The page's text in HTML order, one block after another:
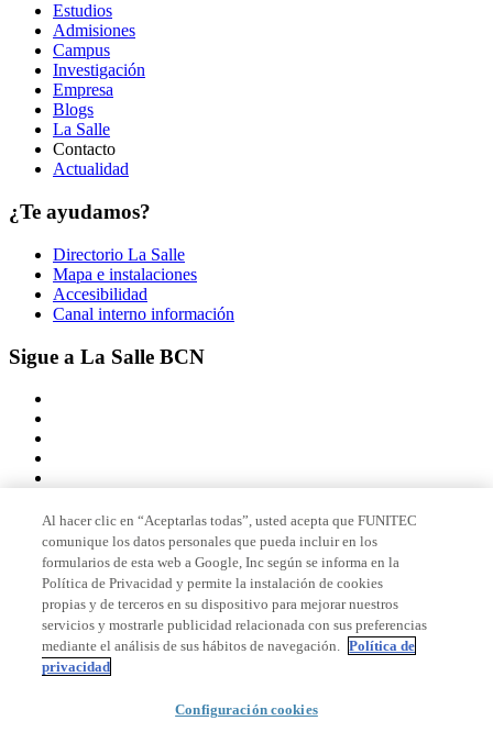
Estudios
Admisiones
Campus
Investigación
Empresa
Blogs
La Salle
Contacto
Actualidad
¿Te ayudamos?
Directorio La Salle
Mapa e instalaciones
Accesibilidad
Canal interno información
Sigue a La Salle BCN
Miembro de
Acreditaciones
© 2026 La Salle Campus Barcelona - URL |
Al hacer clic en “Aceptarlas todas”, usted acepta que FUNITEC
comunique los datos personales que pueda incluir en los
formularios de esta web a Google, Inc según se informa en la
Política de Privacidad y permite la instalación de cookies
propias y de terceros en su dispositivo para mejorar nuestros
servicios y mostrarle publicidad relacionada con sus preferencias
mediante el análisis de sus hábitos de navegación. Política de
privacidad
Configuración cookies